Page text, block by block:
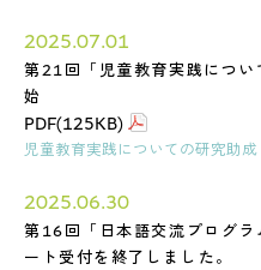
2025.07.01
第21回「児童教育実践につ
始
PDF(125KB)
児童教育実践についての研究助成
2025.06.30
第16回「日本語交流プログ
ート受付を終了しました。